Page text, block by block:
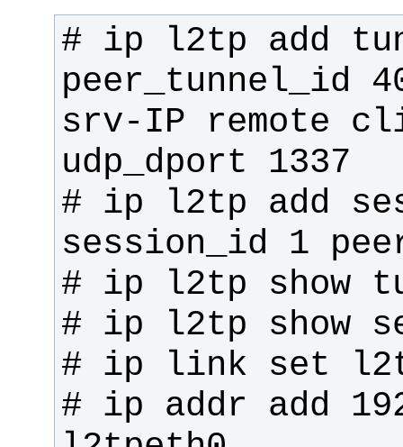
# ip l2tp add
peer_tunnel_id
srv-IP remote
# ip l2tp add
# ip addr add